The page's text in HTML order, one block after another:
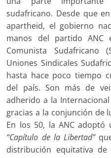
sudafricano. Desde que
apartheid, el gobierno
manos del partido ANC
Comunista Sudafricano
Uniones Sindicales
hasta hace poco tiempo
del país. Son más de
adherido a la
gracias a la conjunción de
En los 50, la ANC
“Capítulo de la Libertad”
distribución equitativa